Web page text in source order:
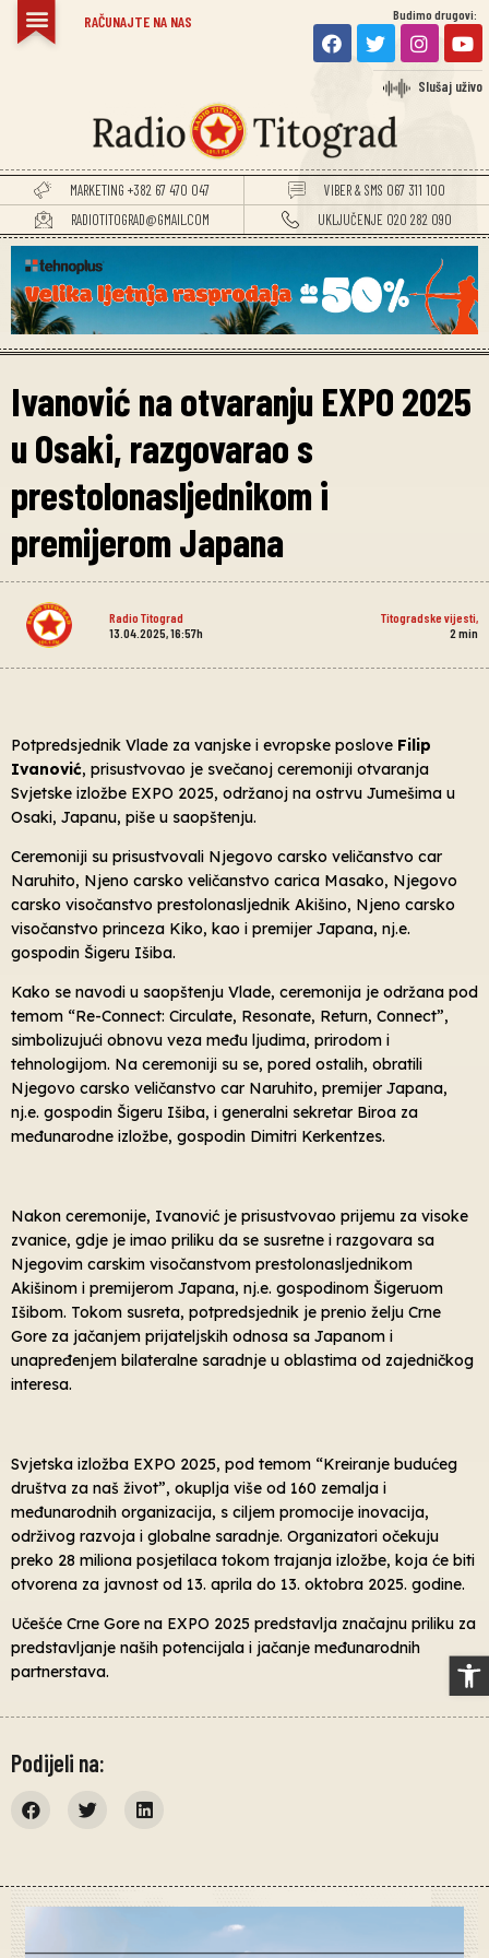
RAČUNAJTE NA NAS Budimo drugovi:
Slušaj uživo
MARKETING +382 67 470 047
VIBER & SMS 067 311 100
RADIOTITOGRAD@GMAIL.COM
UKLJUČENJE 020 282 090
Ivanović na otvaranju EXPO 2025
u Osaki, razgovarao s
prestolonasljednikom i
premijerom Japana
Radio Titograd Titogradske vijesti
13.04.2025, 16:57h
2 min
Potpredsjednik Vlade za vanjske i evropske poslove Filip
Ivanović, prisustvovao je svečanoj ceremoniji otvaranja
Svjetske izložbe EXPO 2025, održanoj na ostrvu Jumešima u
Osaki, Japanu, piše u saopštenju.
Ceremoniji su prisustvovali Njegovo carsko veličanstvo car
Naruhito, Njeno carsko veličanstvo carica Masako, Njegovo
carsko visočanstvo prestolonasljednik Akišino, Njeno carsko
visočanstvo princeza Kiko, kao i premijer Japana, nj.e.
gospodin Šigeru Išiba.
Kako se navodi u saopštenju Vlade, ceremonija je održana pod
temom “Re-Connect: Circulate, Resonate, Return, Connect”,
simbolizujući obnovu veza među ljudima, prirodom i
tehnologijom. Na ceremoniji su se, pored ostalih, obratili
Njegovo carsko veličanstvo car Naruhito, premijer Japana,
nj.e. gospodin Šigeru Išiba, i generalni sekretar Biroa za
međunarodne izložbe, gospodin Dimitri Kerkentzes.
Nakon ceremonije, Ivanović je prisustvovao prijemu za visoke
zvanice, gdje je imao priliku da se susretne i razgovara sa
Njegovim carskim visočanstvom prestolonasljednikom
Akišinom i premijerom Japana, nj.e. gospodinom Šigeruom
Išibom. Tokom susreta, potpredsjednik je prenio želju Crne
Gore za jačanjem prijateljskih odnosa sa Japanom i
unapređenjem bilateralne saradnje u oblastima od zajedničkog
interesa.
Svjetska izložba EXPO 2025, pod temom “Kreiranje budućeg
društva za naš život”, okuplja više od 160 zemalja i
međunarodnih organizacija, s ciljem promocije inovacija,
održivog razvoja i globalne saradnje. Organizatori očekuju
preko 28 miliona posjetilaca tokom trajanja izložbe, koja će biti
otvorena za javnost od 13. aprila do 13. oktobra 2025. godine.
Učešće Crne Gore na EXPO 2025 predstavlja značajnu priliku za
predstavljanje naših potencijala i jačanje međunarodnih
partnerstava.
Podijeli na: